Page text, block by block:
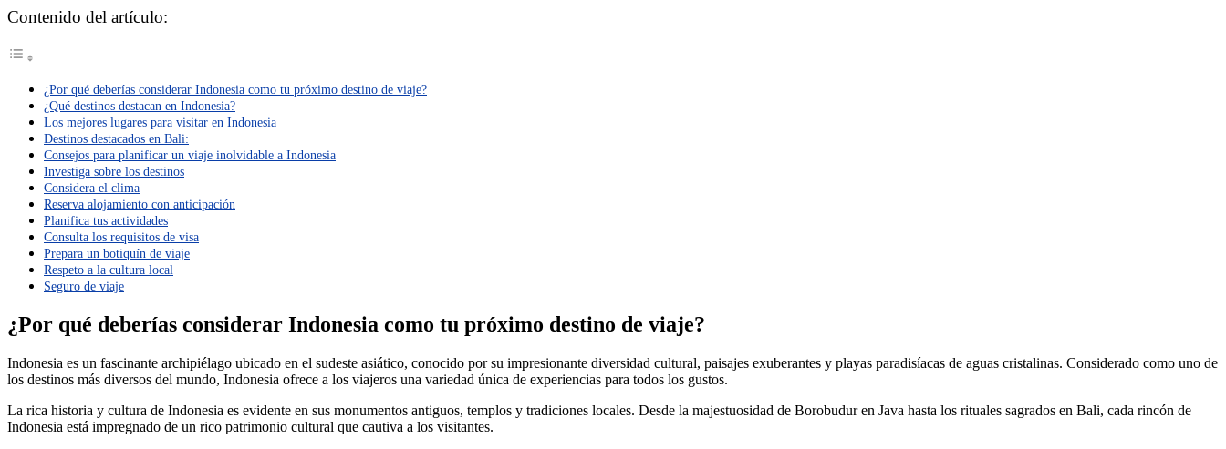
Contenido del artículo:
¿Por qué deberías considerar Indonesia como tu próximo destino de viaje?
¿Qué destinos destacan en Indonesia?
Los mejores lugares para visitar en Indonesia
Destinos destacados en Bali:
Consejos para planificar un viaje inolvidable a Indonesia
Investiga sobre los destinos
Considera el clima
Reserva alojamiento con anticipación
Planifica tus actividades
Consulta los requisitos de visa
Prepara un botiquín de viaje
Respeto a la cultura local
Seguro de viaje
¿Por qué deberías considerar Indonesia como tu próximo destino de viaje?
Indonesia es un fascinante archipiélago ubicado en el sudeste asiático, conocido por su impresionante diversidad cultural, paisajes exuberantes y playas paradisíacas de aguas cristalinas. Considerado como uno de
los destinos más diversos del mundo, Indonesia ofrece a los viajeros una variedad única de experiencias para todos los gustos.
La rica historia y cultura de Indonesia es evidente en sus monumentos antiguos, templos y tradiciones locales. Desde la majestuosidad de Borobudur en Java hasta los rituales sagrados en Bali, cada rincón de
Indonesia está impregnado de un rico patrimonio cultural que cautiva a los visitantes.